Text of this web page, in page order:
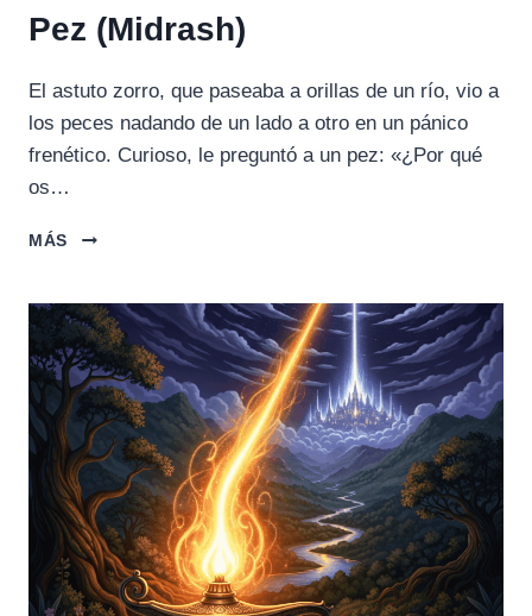
Pez (Midrash)
El astuto zorro, que paseaba a orillas de un río, vio a
los peces nadando de un lado a otro en un pánico
frenético. Curioso, le preguntó a un pez: «¿Por qué
os…
MÁS
LA
ZORRO
Y
EL
PEZ
(MIDRASH)